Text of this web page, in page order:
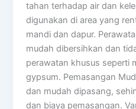
tahan terhadap air dan
digunakan di area yang
mandi dan dapur.
mudah dibersihkan dan
perawatan khusus seperti
gypsum. Pemasangan
dan mudah dipasang,
dan biaya pemasangan.